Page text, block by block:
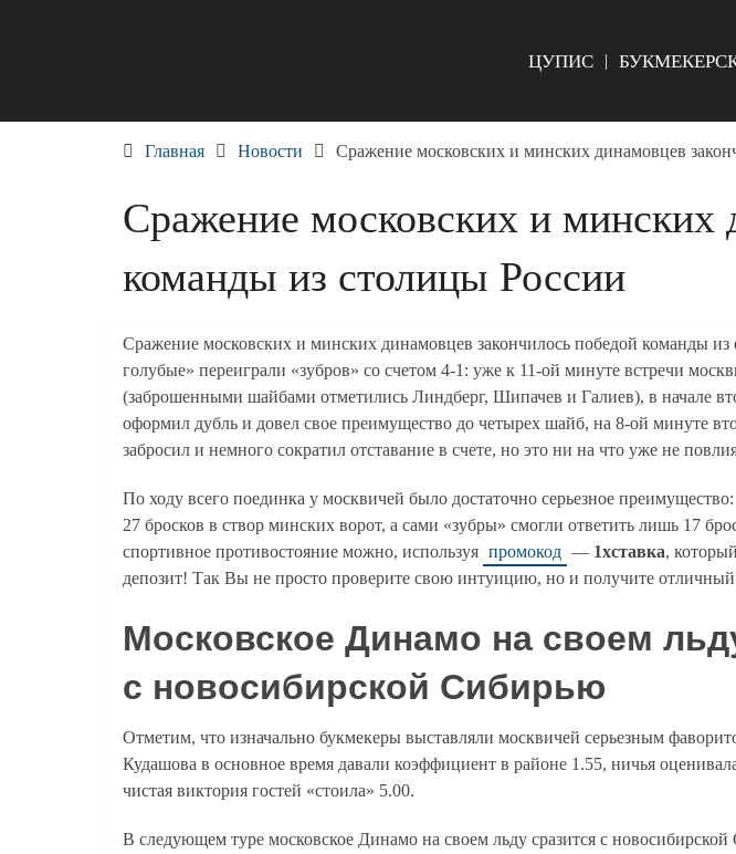
ЦУПИС
Главная Новости Сражение московских и минских динамовцев
Сражение московских и минских
команды из столицы России
Сражение московских и минских динамовцев закончилось победой команды
голубые» переиграли «зубров» со счетом 4-1: уже к 11-ой минуте встречи
(заброшенными шайбами отметились Линдберг, Шипачев и Галиев), в начале
оформил дубль и довел свое преимущество до четырех шайб, на 8-ой минуте
забросил и немного сократил отставание в счете, но это ни на что уже не
По ходу всего поединка у москвичей было достаточно серьезное
27 бросков в створ минских ворот, а сами «зубры» смогли ответить лишь 17
спортивное противостояние можно, используя промокод — 1хставка,
депозит! Так Вы не просто проверите свою интуицию, но и получите
Московское Динамо на своем
с новосибирской Сибирью
Отметим, что изначально букмекеры выставляли москвичей серьезным
Кудашова в основное время давали коэффициент в районе 1.55, ничья
чистая виктория гостей «стоила» 5.00.
В следующем туре московское Динамо на своем льду сразится с